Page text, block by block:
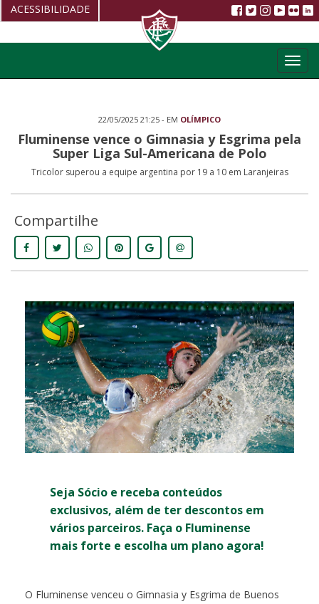
22/05/2025 21:25 - EM OLÍMPICO
Fluminense vence o Gimnasia y Esgrima pela
Super Liga Sul-Americana de Polo
Tricolor superou a equipe argentina por 19 a 10 em Laranjeiras
Compartilhe
Seja Sócio e receba conteúdos
exclusivos, além de ter descontos em
vários parceiros. Faça o Fluminense
mais forte e escolha um plano agora!
O Fluminense venceu o Gimnasia y Esgrima de Buenos
ACESSIBILIDADE